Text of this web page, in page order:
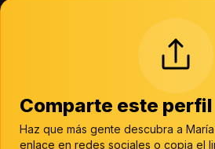
Comparte este perfil
Haz que más gente descubra a
enlace en redes sociales o copia el